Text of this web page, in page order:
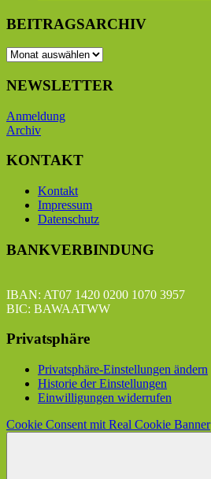
BEITRAGSARCHIV
BEITRAGSARCHIV
NEWSLETTER
Anmeldung
Archiv
KONTAKT
Kontakt
Impressum
Datenschutz
BANKVERBINDUNG
IBAN: AT07 1420 0200 1070 3957
BIC: BAWAATWW
Privatsphäre
Privatsphäre-Einstellungen ändern
Historie der Einstellungen
Einwilligungen widerrufen
Cookie Consent mit Real Cookie Banner